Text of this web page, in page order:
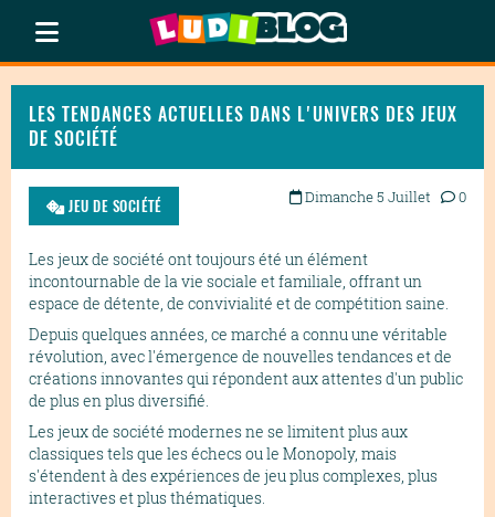
LES TENDANCES ACTUELLES DANS L'UNIVERS DES JEUX
DE SOCIÉTÉ
JEU DE SOCIÉTÉ Dimanche 5 Juillet 0
Les jeux de société ont toujours été un élément
incontournable de la vie sociale et familiale, offrant un
espace de détente, de convivialité et de compétition saine.
Depuis quelques années, ce marché a connu une véritable
révolution, avec l'émergence de nouvelles tendances et de
créations innovantes qui répondent aux attentes d'un public
de plus en plus diversifié.
Les jeux de société modernes ne se limitent plus aux
classiques tels que les échecs ou le Monopoly, mais
s'étendent à des expériences de jeu plus complexes, plus
interactives et plus thématiques.